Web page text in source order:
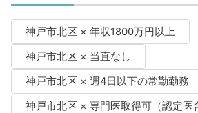
神戸市北区 × 年収1800万円以上
神戸市北区 × 当直なし
神戸市北区 × 週4日以下の常勤勤務
神戸市北区 × 専門医取得可（認定医